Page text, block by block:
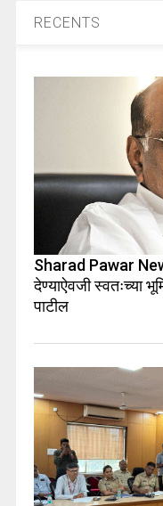
RECENTS
Sharad Pawar
देण्याऐवजी स्वतःच्या
पाटील